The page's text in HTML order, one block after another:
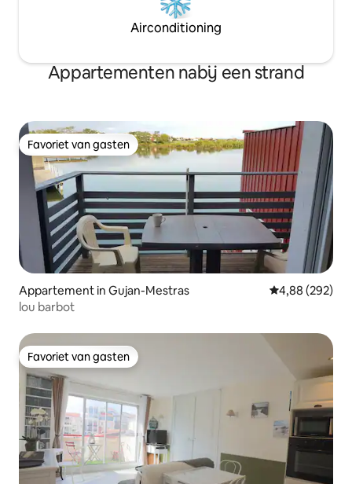
Airconditioning
Appartementen nabij een strand
Favoriet van gasten
Favoriet van gasten
Appartement in Gujan-Mestras Gemiddelde
4,88 (292)
lou barbot
Favoriet van gasten
Favoriet van gasten